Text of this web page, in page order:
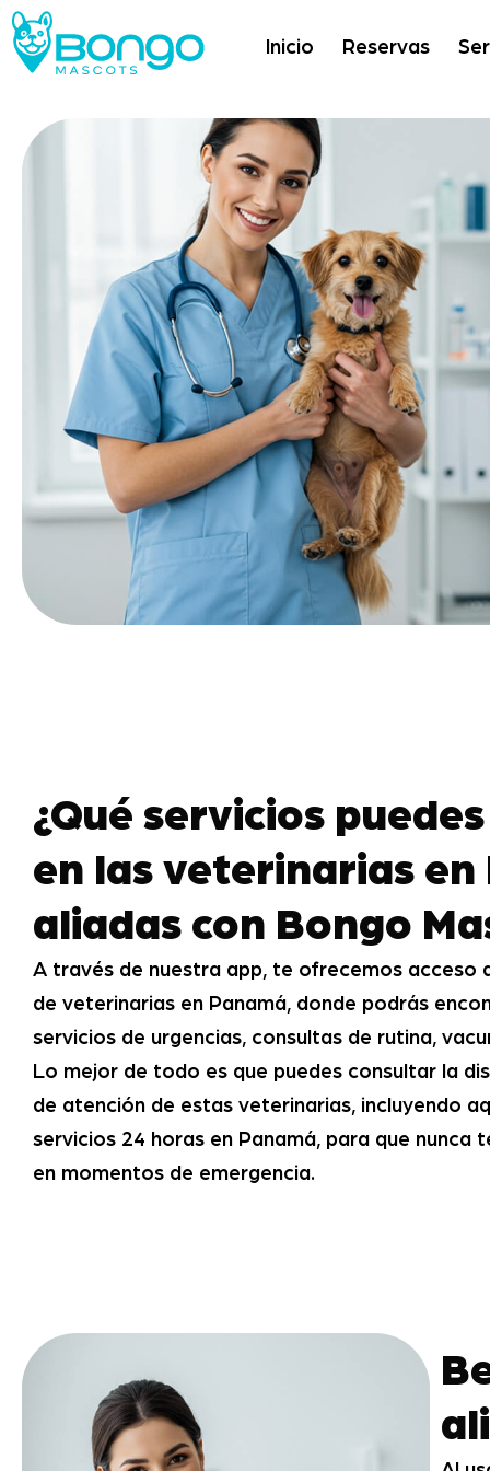
Inicio Reservas
¿Qué servicios
en las veterinarias en
aliadas con Bongo
A través de nuestra app, te ofrecemos acceso
de veterinarias en Panamá, donde podrás
servicios de urgencias, consultas de rutina,
Lo mejor de todo es que puedes consultar la
de atención de estas veterinarias, incluyendo
servicios 24 horas en Panamá, para que nunca
en momentos de emergencia.